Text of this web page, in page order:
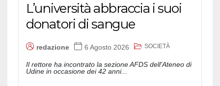
L’università abbraccia i suoi
donatori di sangue
redazione 6 Agosto 2026 SOCIETÀ
Il rettore ha incontrato la sezione AFDS dell'Ateneo di
Udine in occasione dei 42 anni...